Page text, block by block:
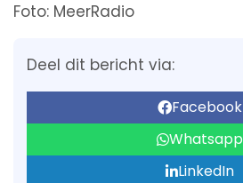
Foto: MeerRadio
Deel dit bericht via:
Facebook
Whatsapp
LinkedIn